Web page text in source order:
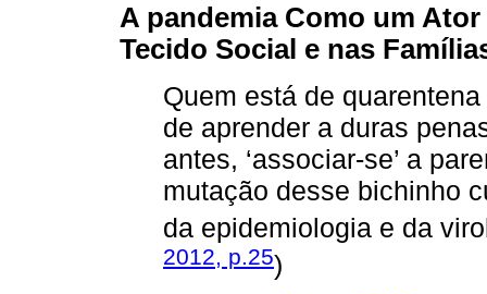
A pandemia Como um
Tecido Social e nas
Quem está de
de aprender a duras
antes, ‘associar-se’ a
mutação desse bichinho
da epidemiologia e da
2012, p.25)